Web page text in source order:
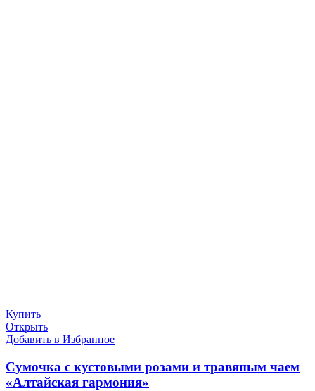
Купить
Открыть
Добавить в Избранное
Сумочка с кустовыми розами и травяным чаем
«Алтайская гармония»